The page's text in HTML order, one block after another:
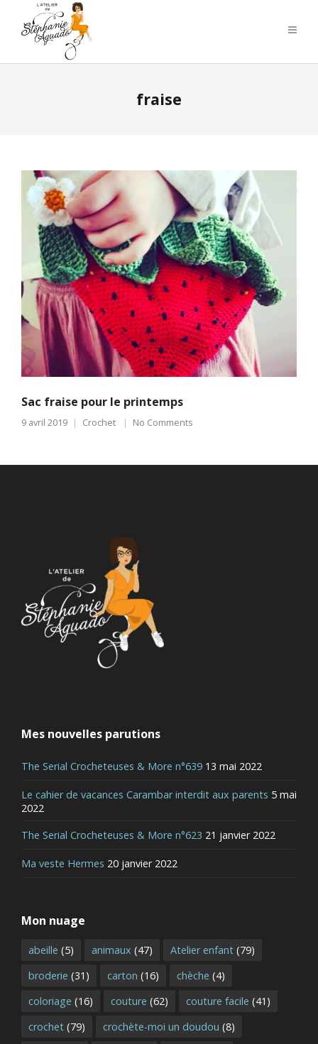
fraise
Sac fraise pour le printemps
9 avril 2019 Crochet No Comments
Mes nouvelles parutions
The Serial Crocheteuses & More n°639 13 mai 2022
Le cahier de vacances Carambar interdit aux parents 5 mai
2022
The Serial Crocheteuses & More n°623 21 janvier 2022
Ma veste Hermes 20 janvier 2022
Mon nuage
abeille (5) animaux (47) Atelier enfant (79)
broderie (31) carton (16) chèche (4)
coloriage (16) couture (62) couture facile (41)
crochet (79) crochète-moi un doudou (8)